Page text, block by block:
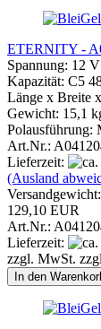
ETERNITY -
Spannung: 12 V
Kapazität: C5
Länge x Breite
Gewicht: 15,1
Polausführung:
Art.Nr.:
Lieferzeit:
(Ausland
Versandgewicht:
129,10 EUR
Art.Nr.:
Lieferzeit:
zzgl. MwSt.
In den